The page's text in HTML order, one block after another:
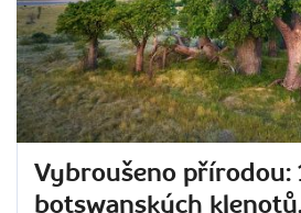
Vybroušeno přírodou:
botswanských